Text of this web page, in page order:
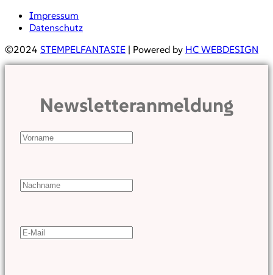
Impressum
Datenschutz
©2024 STEMPELFANTASIE | Powered by HC WEBDESIGN
Newsletteranmeldung